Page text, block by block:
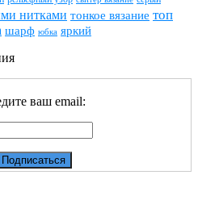
нитками тонкое вязание топ
шарф юбка яркий
ваш email: